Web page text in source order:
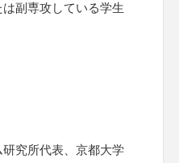
副専攻している学生
究所代表、京都大学